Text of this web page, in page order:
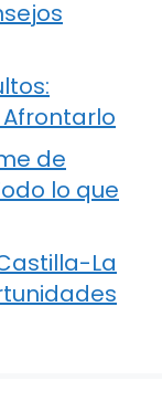
de
lo que
La